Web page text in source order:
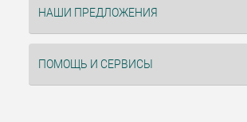
НАШИ ПРЕДЛОЖЕНИЯ
ПОМОЩЬ И СЕРВИСЫ